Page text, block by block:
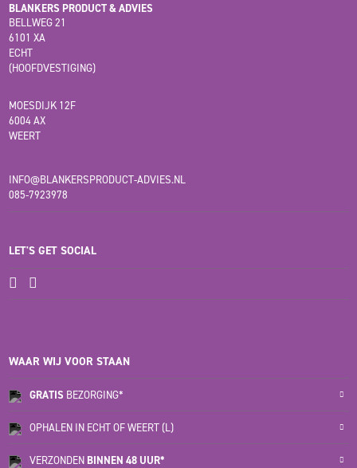
BLANKERS PRODUCT & ADVIES
BELLWEG 21
6101 XA
ECHT
(HOOFDVESTIGING)
MOESDIJK 12F
6004 AX
WEERT
INFO@BLANKERSPRODUCT-ADVIES.NL
085-7923978
LET'S GET SOCIAL
WAAR WIJ VOOR STAAN
GRATIS BEZORGING*
OPHALEN IN ECHT OF WEERT (L)
VERZONDEN BINNEN 48 UUR*